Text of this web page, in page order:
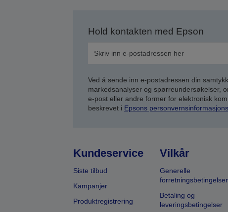
Hold kontakten med Epson
Ved å sende inn e-postadressen din
markedsanalyser og spørreundersøkelser,
e-post eller andre former for elektronisk
beskrevet i Epsons
Kundeservice
Siste tilbud
Kampanjer
Produktregistrering
Vilkår
Generelle
forretningsbetingelser
Betaling og
leveringsbetingelser